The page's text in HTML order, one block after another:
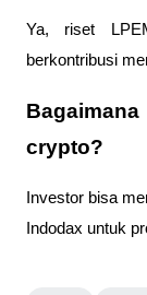
Ya, riset
berkontribusi
crypto?
Investor bisa
Indodax untuk